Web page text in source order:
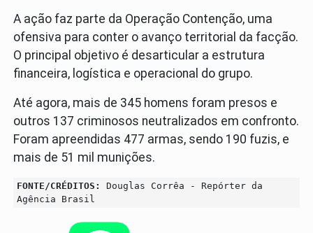
A ação faz parte da Operação Contenção, uma
ofensiva para conter o avanço territorial da facção.
O principal objetivo é desarticular a estrutura
financeira, logística e operacional do grupo.
Até agora, mais de 345 homens foram presos e
outros 137 criminosos neutralizados em confronto.
Foram apreendidas 477 armas, sendo 190 fuzis, e
mais de 51 mil munições.
FONTE/CRÉDITOS:
Douglas Corrêa - Repórter da
Agência Brasil